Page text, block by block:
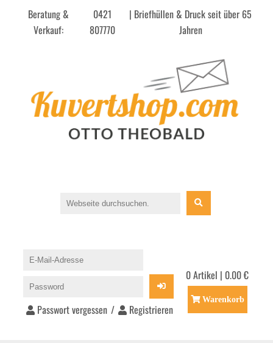
Beratung &
Verkauf:
0421
807770
| Briefhüllen & Druck seit über 65
Jahren
Passwort vergessen / Registrieren
0 Artikel | 0.00 €
Warenkorb